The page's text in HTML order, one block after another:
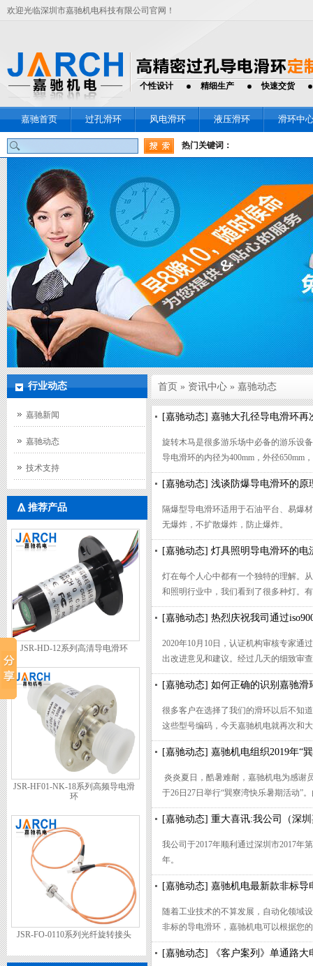
欢迎光临深圳市嘉驰机电科技有限公司官网！
个性设计 精细生产 快速交货
嘉驰首页 过孔滑环 风电滑环 液压滑环 滑环中
热门关键词：
行业动态
嘉驰新闻
嘉驰动态
技术支持
推荐产品
JSR-HD-12系列高清导电滑环
JSR-HF01-NK-18系列高频导电滑
环
JSR-FO-0110系列光纤旋转接头
首页 » 资讯中心 » 嘉驰动态
[嘉驰动态] 嘉驰大孔径导电滑环再
旋转木马是很多游乐场中必备的游乐设
导电滑环的内径为400mm，外径650mm
证旋转木马在不间断旋转的同时传输电
[嘉驰动态] 浅谈防爆导电滑环的原
隔爆型导电滑环适用于石油平台、易爆
无爆炸，不扩散爆炸，防止爆炸。
[嘉驰动态] 灯具照明导电滑环的电
灯在每个人心中都有一个独特的理解。
和照明行业中，我们看到了很多种灯。
[嘉驰动态] 热烈庆祝我司通过
2020年10月10日，认证机构审核专家通
出改进意见和建议。经过几天的细致审
月21日正式颁发ISO9001：2015质量管
[嘉驰动态] 如何正确的识别嘉驰滑
很多客户在选择了我们的滑环以后不知
这些型号编码，今天嘉驰机电就再次和
[嘉驰动态] 嘉驰机电组织2019年“
炎炎夏日，酷暑难耐，嘉驰机电为感谢
于26日27日举行“巽寮湾快乐暑期活动”
向巽寮湾出发，时间在同事们的欢声笑
导游的带领下我们来到了CS真人模拟战
[嘉驰动态] 重大喜讯:我公司（深
我公司于2017年顺利通过深圳市2017年
年。
[嘉驰动态] 嘉驰机电最新款非标导
随着工业技术的不算发展，自动化领域
非标的导电滑环，嘉驰机电可以根据您
[嘉驰动态] 《客户案列》单通路